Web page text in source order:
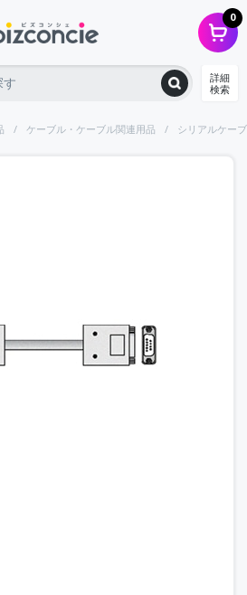
0
詳細
検索
ケーブル・ケーブル関連用品 シリアルケー